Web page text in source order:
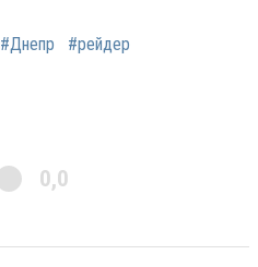
#Днепр #рейдер
0,0